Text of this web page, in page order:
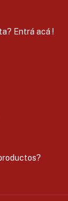
Entrá acá !